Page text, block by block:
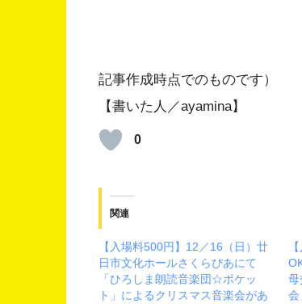
記事作成時点でのものです）
【書いた人／ayamina】
0
関連
【入場料500円】12／16（日）廿
日市文化ホールさくらぴあにて
「ひろしま朗読音楽団☆ポケッ
ト」によるクリスマス音楽会があ
母
会